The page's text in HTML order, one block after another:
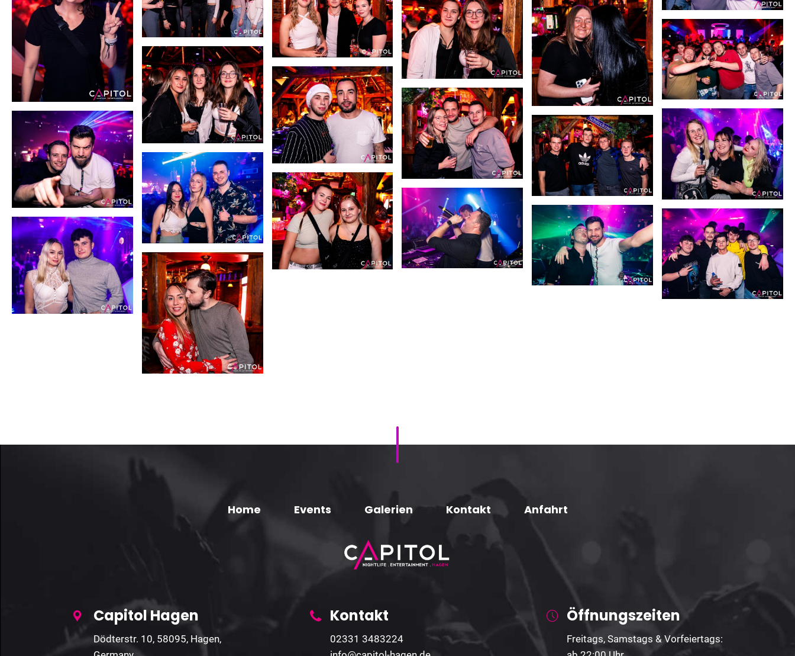
Home Events Galerien Kontakt Anfahrt
Capitol Hagen
Dödterstr. 10, 58095, Hagen,
Kontakt
02331 3483224
Öffnungszeiten
Freitags, Samstags & Vorfeiertags: